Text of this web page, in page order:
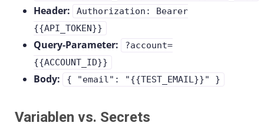
Header:
Authorization: Bearer
{{API_TOKEN}}
Query-Parameter:
?account=
{{ACCOUNT_ID}}
Body: { "email": "{{TEST_EMAIL}}" }
Variablen vs. Secrets